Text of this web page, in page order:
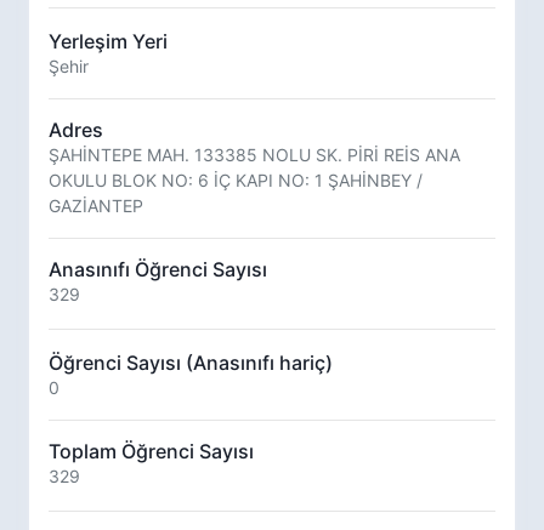
Yerleşim Yeri
Şehir
Adres
ŞAHİNTEPE MAH. 133385 NOLU SK. PİRİ REİS ANA
OKULU BLOK NO: 6 İÇ KAPI NO: 1 ŞAHİNBEY /
GAZİANTEP
Anasınıfı Öğrenci Sayısı
329
Öğrenci Sayısı (Anasınıfı hariç)
0
Toplam Öğrenci Sayısı
329